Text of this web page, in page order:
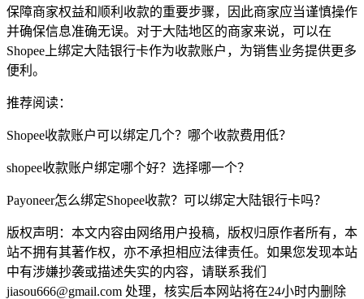
保障商家权益和顺利收款的重要步骤，因此商家应当谨慎操作
并确保信息准确无误。对于大陆地区的商家来说，可以在
Shopee上绑定大陆银行卡作为收款账户，为销售业务提供更多
便利。
推荐阅读：
Shopee收款账户可以绑定几个？哪个收款费用低？
shopee收款账户绑定哪个好？选择哪一个？
Payoneer怎么绑定Shopee收款？可以绑定大陆银行卡吗？
版权声明：本文内容由网络用户投稿，版权归原作者所有，本
站不拥有其著作权，亦不承担相应法律责任。如果您发现本站
中有涉嫌抄袭或描述失实的内容，请联系我们
jiasou666@gmail.com 处理，核实后本网站将在24小时内删除